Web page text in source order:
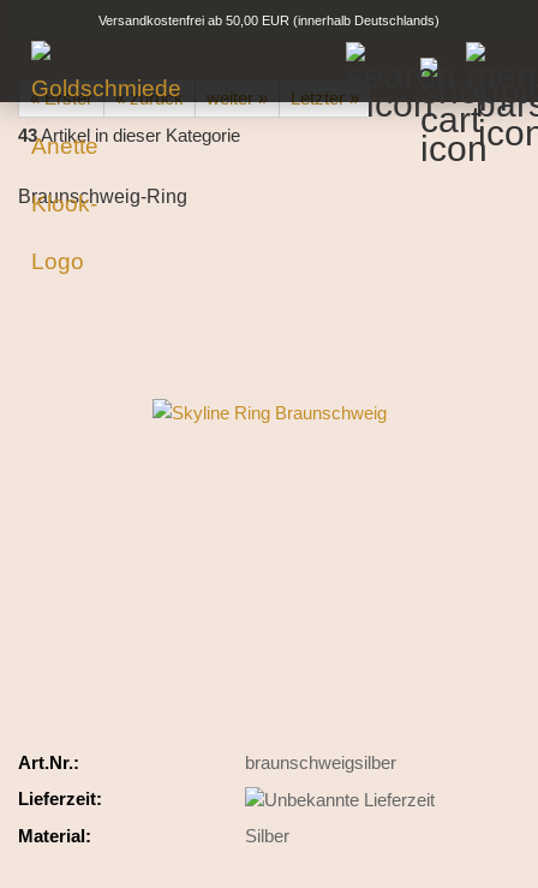
Versandkostenfrei ab 50,00 EUR (innerhalb Deutschlands)
« Erster « zurück weiter »
Letzter »
43Artikel in dieser Kategorie
Braunschweig-Ring
Art.Nr.:
braunschweigsilber
Lieferzeit:
Material:
Silber